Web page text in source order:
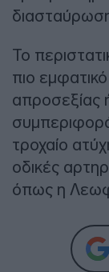
Το
πιο
απροσεξίας
τροχαίο
οδικές
όπως η